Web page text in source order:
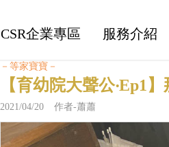
CSR企業專區 服務介紹
－等家寶寶－
【育幼院大聲公‧Ep1
2021/04/20 作者-蕭蕭